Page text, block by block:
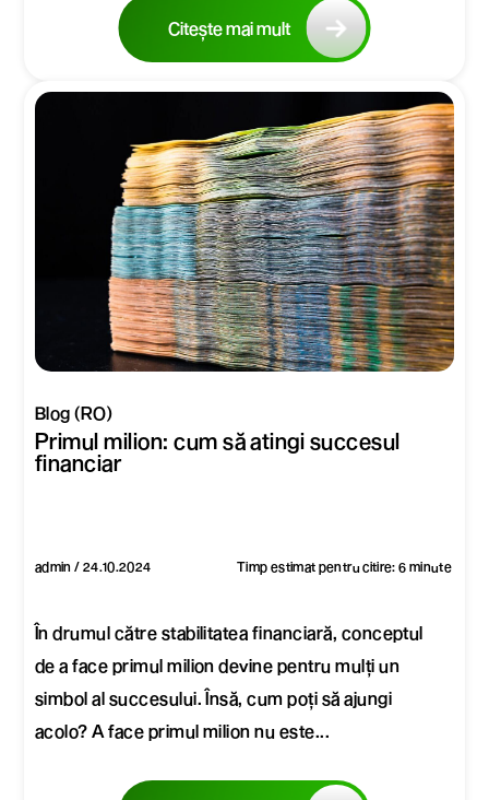
Citește mai mult
Blog (RO)
Primul milion: cum să atingi succesul
financiar
admin / 24.10.2024 Timp estimat pentru citire: 6 minute
În drumul către stabilitatea financiară, conceptul
de a face primul milion devine pentru mulți un
simbol al succesului. Însă, cum poți să ajungi
acolo? A face primul milion nu este...